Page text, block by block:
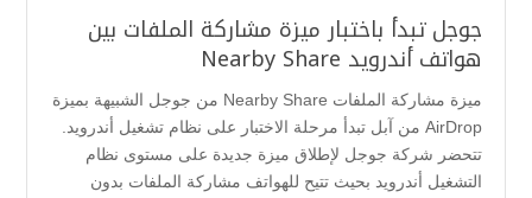
جوجل تبدأ باختبار ميزة مشاركة الملفات بين
هواتف أندرويد Nearby Share
ميزة مشاركة الملفات Nearby Share من جوجل الشبيهة بميزة
AirDrop من آبل تبدأ مرحلة الاختبار على نظام تشغيل أندرويد.
تتحضر شركة جوجل لإطلاق ميزة جديدة على مستوى نظام
التشغيل أندرويد بحيث تتيح للهواتف مشاركة الملفات بدون